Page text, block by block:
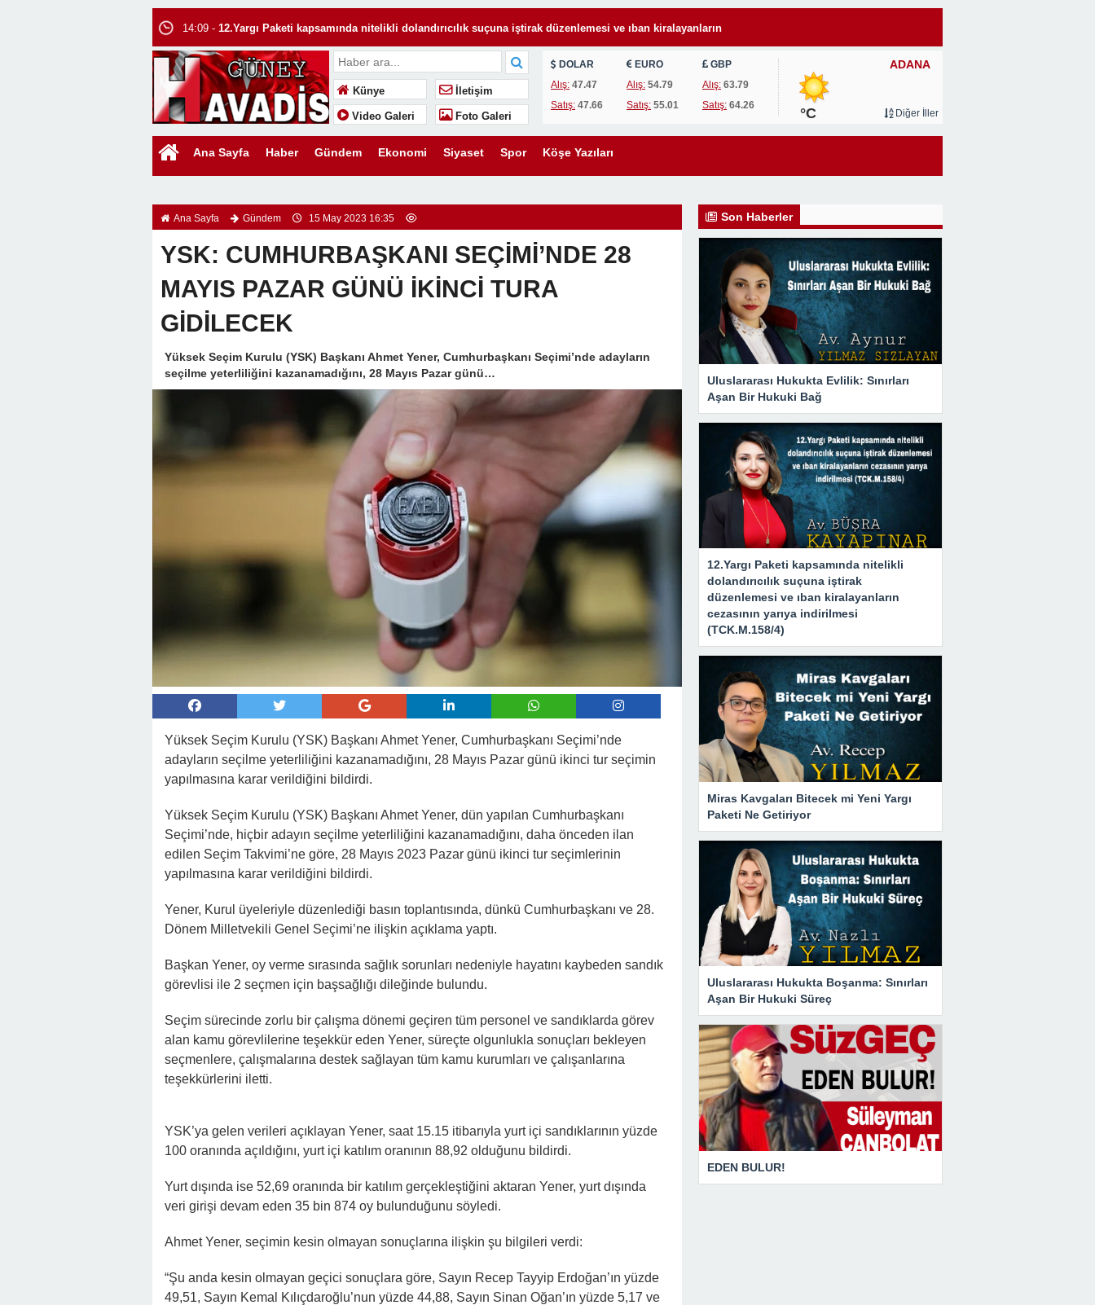
14:07 - Miras Kavgaları Bitecek mi Yeni Yargı Paketi Ne Getiriyor
14:05 -Uluslararası Hukukta Boşanma: Sınırları Aşan Bir Hukuki Süreç
13:58 -EDEN BULUR!
13:55 - Bir Şehrin Hafızasına Düşülen Vefa Nişanesi
13:44 -Sıcak Bir Güneşten Çok Daha Fazlası: Çukurova’da Zafer
13:40 - Kitap Okuyan Çocuklar mı Başarılı Olur, Yoksa Kitap Okunan Çocuklar mı?
13:32 -KIYILAR HALKINDIR, GİRİŞ ÜCRETİ HUKUKA AYKIRIDIR!
14:11 -Uluslararası Hukukta Evlilik: Sınırları Aşan Bir Hukuki Bağ
Künye İletişim
Video Galeri Foto Galeri
DOLAR
Alış: 47.47
Satış: 47.66
EURO
Alış:54.79
Satış:55.01
GBP
Alış:63.79
Satış:64.26
ADANA
°C Diğer İller
Ana Sayfa Haber Gündem Ekonomi Siyaset Spor Köşe Yazıları
Ana Sayfa Gündem 15 May 2023 16:35
YSK: CUMHURBAŞKANI SEÇİMİ’NDE 28
MAYIS PAZAR GÜNÜ İKİNCİ TURA
GİDİLECEK
Yüksek Seçim Kurulu (YSK) Başkanı Ahmet Yener, Cumhurbaşkanı Seçimi’nde adayların
seçilme yeterliliğini kazanamadığını, 28 Mayıs Pazar günü…
Yüksek Seçim Kurulu (YSK) Başkanı Ahmet Yener, Cumhurbaşkanı Seçimi’nde
adayların seçilme yeterliliğini kazanamadığını, 28 Mayıs Pazar günü ikinci tur seçimin
yapılmasına karar verildiğini bildirdi.
Yüksek Seçim Kurulu (YSK) Başkanı Ahmet Yener, dün yapılan Cumhurbaşkanı
Seçimi’nde, hiçbir adayın seçilme yeterliliğini kazanamadığını, daha önceden ilan
edilen Seçim Takvimi’ne göre, 28 Mayıs 2023 Pazar günü ikinci tur seçimlerinin
yapılmasına karar verildiğini bildirdi.
Yener, Kurul üyeleriyle düzenlediği basın toplantısında, dünkü Cumhurbaşkanı ve 28.
Dönem Milletvekili Genel Seçimi’ne ilişkin açıklama yaptı.
Başkan Yener, oy verme sırasında sağlık sorunları nedeniyle hayatını kaybeden sandık
görevlisi ile 2 seçmen için başsağlığı dileğinde bulundu.
Seçim sürecinde zorlu bir çalışma dönemi geçiren tüm personel ve sandıklarda görev
alan kamu görevlilerine teşekkür eden Yener, süreçte olgunlukla sonuçları bekleyen
seçmenlere, çalışmalarına destek sağlayan tüm kamu kurumları ve çalışanlarına
teşekkürlerini iletti.
YSK’ya gelen verileri açıklayan Yener, saat 15.15 itibarıyla yurt içi sandıklarının yüzde
100 oranında açıldığını, yurt içi katılım oranının 88,92 olduğunu bildirdi.
Yurt dışında ise 52,69 oranında bir katılım gerçekleştiğini aktaran Yener, yurt dışında
veri girişi devam eden 35 bin 874 oy bulunduğunu söyledi.
Ahmet Yener, seçimin kesin olmayan sonuçlarına ilişkin şu bilgileri verdi:
“Şu anda kesin olmayan geçici sonuçlara göre, Sayın Recep Tayyip Erdoğan’ın yüzde
49,51, Sayın Kemal Kılıçdaroğlu’nun yüzde 44,88, Sayın Sinan Oğan’ın yüzde 5,17 ve
Son Haberler
Uluslararası Hukukta Evlilik: Sınırları
Aşan Bir Hukuki Bağ
12.Yargı Paketi kapsamında nitelikli
dolandırıcılık suçuna iştirak
düzenlemesi ve ıban kiralayanların
cezasının yarıya indirilmesi
(TCK.M.158/4)
Miras Kavgaları Bitecek mi Yeni Yargı
Paketi Ne Getiriyor
Uluslararası Hukukta Boşanma: Sınırları
Aşan Bir Hukuki Süreç
EDEN BULUR!